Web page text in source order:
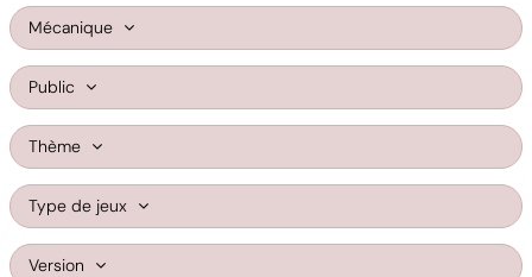
Mécanique
Public
Thème
Type de jeux
Version